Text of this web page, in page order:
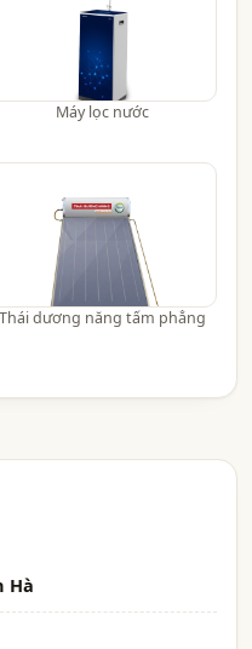
Máy lọc nước
Thái dương năng tấm phẳng
Hà